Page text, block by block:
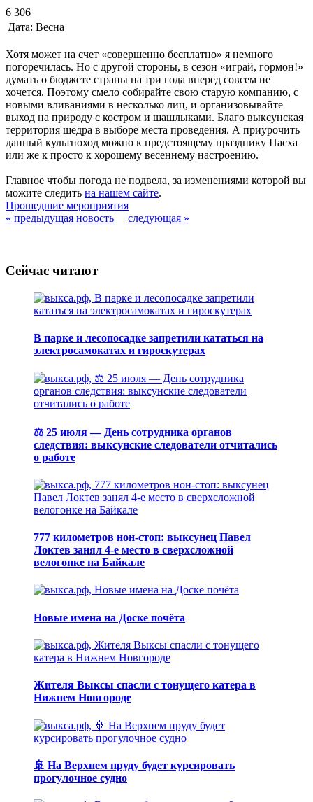
6 306
Дата: Весна
Хотя может на счет «совершенно бесплатно» я немного
погоречилась. Но с другой стороны, в сезон «играй, гормон!»
думать о бюджете страны на три года вперед совсем не
хочется. Поэтому смело собирайте свою старую компанию, с
новыми вливаниями в несколько лиц, и организовывайте
выход на природу с костром и шашлыками. Благо выксунская
территория щедра в выборе места проведения. А приурочить
данный культпоход можно к предстоящему празднику Пасха
или же к просто к хорошему весеннему настроению.
Главное чтобы погода не подвела, за изменениями которой вы
можите следить на нашем сайте.
Прошедшие мероприятия
« предыдущая новость
следующая »
Сейчас читают
В парке и лесопосадке запретили кататься на
электросамокатах и гироскутерах
⚖️ 25 июля — День сотрудника органов
следствия: выксунские следователи отчитались
о работе
777 километров нон-стоп: выксунец Павел
Локтев занял 4-е место в сверхсложной
велогонке на Байкале
Новые имена на Доске почёта
Жителя Выксы спасли с тонущего катера в
Нижнем Новгороде
🚢 На Верхнем пруду будет курсировать
прогулочное судно